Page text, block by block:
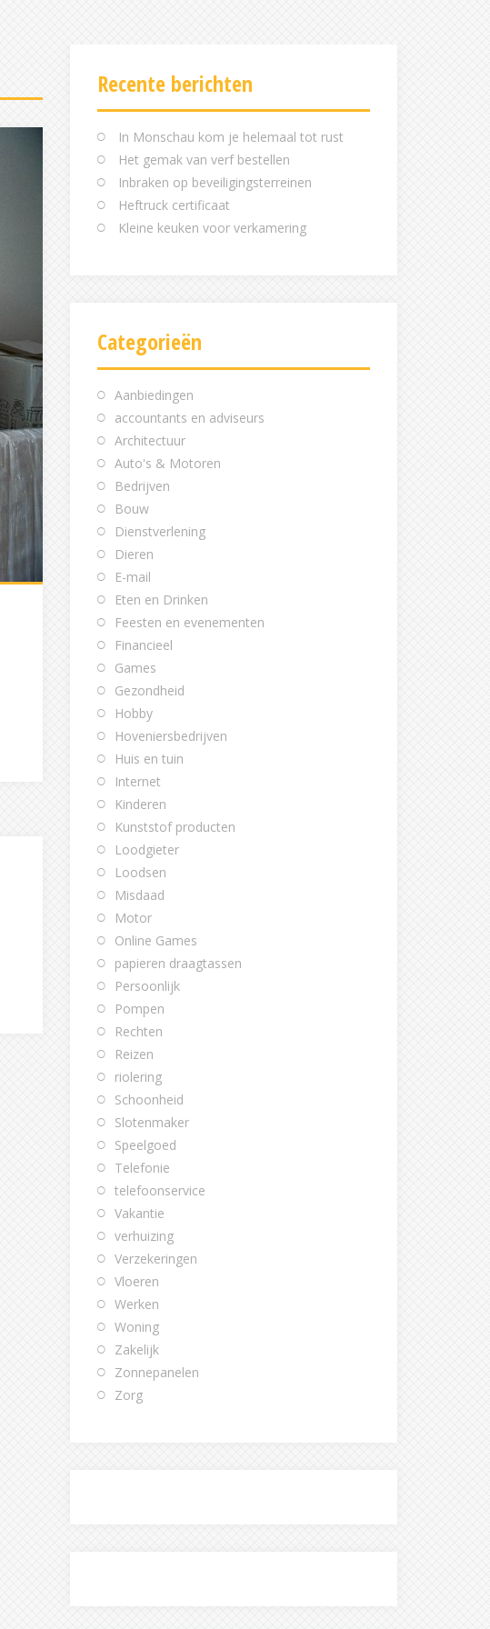
Recente berichten
In Monschau kom je helemaal tot rust
Het gemak van verf bestellen
Inbraken op beveiligingsterreinen
Heftruck certificaat
Kleine keuken voor verkamering
Categorieën
Aanbiedingen
accountants en adviseurs
Architectuur
Auto's & Motoren
Bedrijven
Bouw
Dienstverlening
Dieren
E-mail
Eten en Drinken
Feesten en evenementen
Financieel
Games
Gezondheid
Hobby
Hoveniersbedrijven
Huis en tuin
Internet
Kinderen
Kunststof producten
Loodgieter
Loodsen
Misdaad
Motor
Online Games
papieren draagtassen
Persoonlijk
Pompen
Rechten
Reizen
riolering
Schoonheid
Slotenmaker
Speelgoed
Telefonie
telefoonservice
Vakantie
verhuizing
Verzekeringen
Vloeren
Werken
Woning
Zakelijk
Zonnepanelen
Zorg